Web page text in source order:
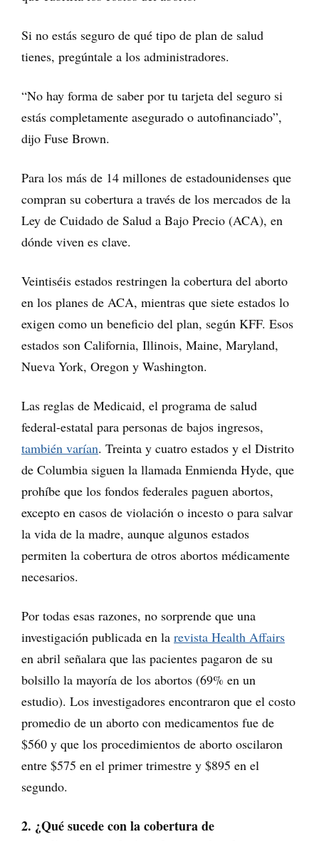
Si no estás seguro de qué tipo de plan de salud
tienes, pregúntale a los administradores.
“No hay forma de saber por tu tarjeta del seguro si
estás completamente asegurado o autofinanciado”,
dijo Fuse Brown.
Para los más de 14 millones de estadounidenses que
compran su cobertura a través de los mercados de la
Ley de Cuidado de Salud a Bajo Precio (ACA), en
dónde viven es clave.
Veintiséis estados restringen la cobertura del aborto
en los planes de ACA, mientras que siete estados lo
exigen como un beneficio del plan, según KFF. Esos
estados son California, Illinois, Maine, Maryland,
Nueva York, Oregon y Washington.
Las reglas de Medicaid, el programa de salud
federal-estatal para personas de bajos ingresos,
también varían. Treinta y cuatro estados y el Distrito
de Columbia siguen la llamada Enmienda Hyde, que
prohíbe que los fondos federales paguen abortos,
excepto en casos de violación o incesto o para salvar
la vida de la madre, aunque algunos estados
permiten la cobertura de otros abortos médicamente
necesarios.
Por todas esas razones, no sorprende que una
investigación publicada en la revista Health Affairs
en abril señalara que las pacientes pagaron de su
bolsillo la mayoría de los abortos (69% en un
estudio). Los investigadores encontraron que el costo
promedio de un aborto con medicamentos fue de
$560 y que los procedimientos de aborto oscilaron
entre $575 en el primer trimestre y $895 en el
segundo.
2. ¿Qué sucede con la cobertura de